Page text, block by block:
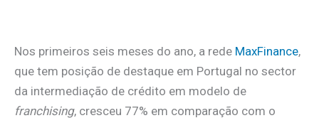
Nos primeiros seis meses do ano, a rede MaxFinance,
que tem posição de destaque em Portugal no sector
da intermediação de crédito em modelo de
franchising, cresceu 77% em comparação com o